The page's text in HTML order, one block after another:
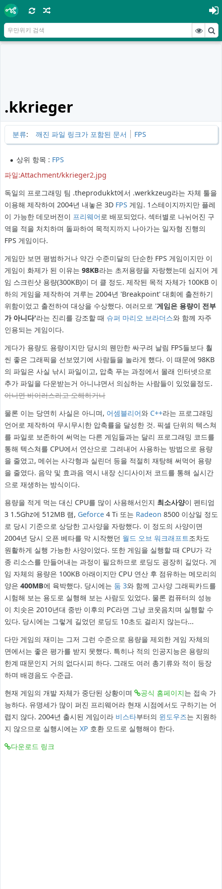
.kkrieger
분류: 깨진 파일 링크가 포함된 문서 FPS
상위 항목 : FPS
파일:Attachment/kkrieger2.jpg
독일의 프로그래밍 팀 .theprodukkt에서 .werkkzeug라는 자체 툴을
이용해 제작하여 2004년 내놓은 3D FPS 게임. 1스테이지까지만 플레
이 가능한 데모버전이 프리웨어로 배포되었다. 섹터별로 나뉘어진 구
역을 적을 처치하며 돌파하여 목적지까지 나아가는 일자형 진행의
FPS 게임이다.
게임만 보면 평범하거나 약간 수준미달의 단순한 FPS 게임이지만 이
게임이 화제가 된 이유는 98KB라는 초저용량을 자랑했는데 심지어 게
임 스크린샷 용량(300KB)이 더 클 정도. 제작된 목적 자체가 100KB 이
하의 게임을 제작하여 겨루는 2004년 'Breakpoint' 대회에 출전하기
위함이었고 출전하여 대상을 수상했다. 여러모로 '게임은 용량이 전부
가 아니다'라는 진리를 강조할 때 슈퍼 마리오 브라더스와 함께 자주
인용되는 게임이다.
게다가 용량도 용량이지만 당시의 웬만한 싸구려 날림 FPS들보다 훨
씬 좋은 그래픽을 선보였기에 사람들을 놀라게 했다. 이 때문에 98KB
의 파일은 사실 낚시 파일이고, 압축 푸는 과정에서 몰래 인터넷으로
추가 파일을 다운받는거 아니냐면서 의심하는 사람들이 있었을정도.
아니면 바이러스라고 오해하거나
물론 이는 당연히 사실은 아니며, 어셈블리어와 C++라는 프로그래밍
언어로 제작하여 무시무시한 압축률을 달성한 것. 픽셀 단위의 텍스쳐
를 파일로 보존하여 써먹는 다른 게임들과는 달리 프로그래밍 코드를
통해 텍스쳐를 CPU에서 연산으로 그려내어 사용하는 방법으로 용량
을 줄였고, 메쉬는 사각형과 실린더 등을 적절히 재탕해 써먹어 용량
을 줄였다. 음악 및 효과음 역시 내장 신디사이저 코드를 통해 실시간
으로 재생하는 방식이다.
용량을 적게 먹는 대신 CPU를 많이 사용해서인지 최소사양이 펜티엄
3 1.5Ghz에 512MB 램, Geforce4 Ti 또는 Radeon 8500 이상일 정도
로 당시 기준으로 상당한 고사양을 자랑했다. 이 정도의 사양이면
2004년 당시 오픈 베타를 막 시작했던 월드 오브 워크래프트조차도
원활하게 실행 가능한 사양이었다. 또한 게임을 실행할 때 CPU가 각
종 리소스를 만들어내는 과정이 필요하므로 로딩도 굉장히 길었다. 게
임 자체의 용량은 100KB 아래이지만 CPU 연산 후 점유하는 메모리의
양은 400MB에 육박했다. 당시에는 둠 3와 함께 고사양 그래픽카드를
시험해 보는 용도로 실행해 보는 사람도 있었다. 물론 컴퓨터의 성능
이 치솟은 2010년대 중반 이후의 PC라면 그냥 코웃음치며 실행할 수
있다. 당시에는 그렇게 길었던 로딩도 10초도 걸리지 않는다...
다만 게임의 재미는 그저 그런 수준으로 용량을 제외한 게임 자체의
면에서는 좋은 평가를 받지 못했다. 특히나 적의 인공지능은 용량의
한계 때문인지 거의 없다시피 하다. 그래도 여러 총기류와 적이 등장
하며 배경음도 수준급.
현재 게임의 개발 자체가 중단된 상황이며
공식 홈페이지는 접속 가
능하다. 유명세가 많이 퍼진 프리웨어라 현재 시점에서도 구하기는 어
렵지 않다. 2004년 출시된 게임이라 비스타부터의 윈도우즈는 지원하
지 않으므로 실행시에는 XP 호환 모드로 실행해야 한다.
다운로드 링크